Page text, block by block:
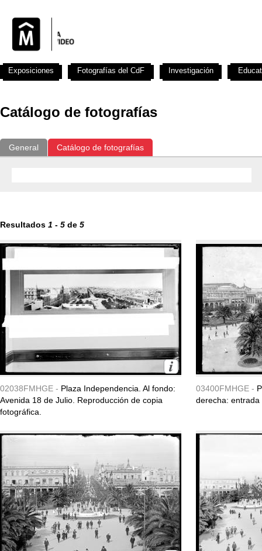
Catálogo de fotografías
General Catálogo de fotografías
Resultados 1 - 5 de 5
02038FMHGE - Plaza Independencia. Al fondo:
Avenida 18 de Julio. Reproducción de copia
fotográfica.
03400FMHGE -
derecha:
Exposiciones Fotografías del CdF Investigación